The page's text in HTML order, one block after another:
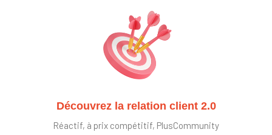
Découvrez la relation client 2.0
Réactif, à prix compétitif, PlusCommunity